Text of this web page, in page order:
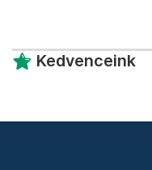
Kedvenceink